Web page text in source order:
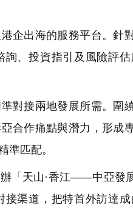
企出海的服務平台。針
、投資指引及風險評
對接兩地發展所需。圍
合作痛點與潛力，形成
準匹配。
「天山·香江——中亞發
渠道，把特首外訪達